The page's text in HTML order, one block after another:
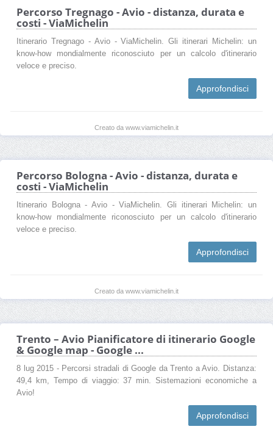
Percorso Tregnago - Avio - distanza, durata e
costi - ViaMichelin
Itinerario Tregnago - Avio - ViaMichelin. Gli itinerari Michelin: un
know-how mondialmente riconosciuto per un calcolo d'itinerario
veloce e preciso.
Approfondisci
Creato da www.viamichelin.it
Percorso Bologna - Avio - distanza, durata e
costi - ViaMichelin
Itinerario Bologna - Avio - ViaMichelin. Gli itinerari Michelin: un
know-how mondialmente riconosciuto per un calcolo d'itinerario
veloce e preciso.
Approfondisci
Creato da www.viamichelin.it
Trento – Avio Pianificatore di itinerario Google
& Google map - Google ...
8 lug 2015 - Percorsi stradali di Google da Trento a Avio. Distanza:
49,4 km, Tempo di viaggio: 37 min. Sistemazioni economiche a
Avio!
Approfondisci